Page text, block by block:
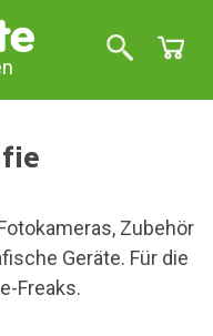
Zubehör
Geräte. Für die
Freaks.